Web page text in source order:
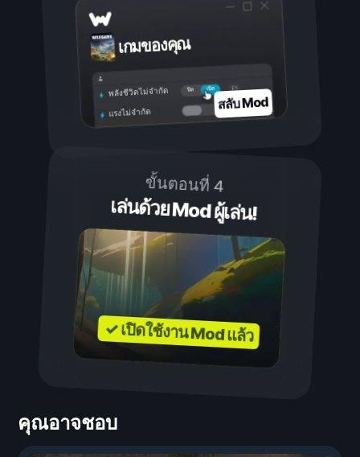
เกมของคุณ
เปิด
ปิด
พลังชีวิตไม่จำกัด
แรงไม่จำกัด สลับ Mod
ขั้นตอนที่ 4
เล่นด้วย Mod ผู้เล่น!
✓ เปิดใช้งาน Mod แล้ว
คุณอาจชอบ